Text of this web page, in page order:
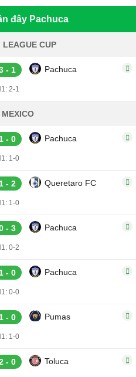
đây Pachuca
LEAGUE CUP
- 1 Pachuca
2-1
1 - 0 Pachuca
1-0
1 - 2 Queretaro FC
1-0
- 3 Pachuca
0-2
1 - 0 Pachuca
0-0
1 - 0 Pumas
1-0
- 0 Toluca